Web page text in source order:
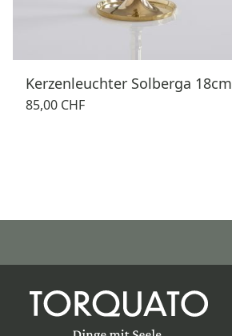
Kerzenleuchter Solberga 18cm
85,00 CHF